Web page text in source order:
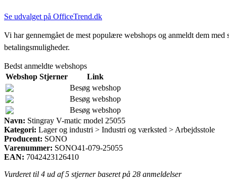
Se udvalget på OfficeTrend.dk
Vi har gennemgået de mest populære webshops og anmeldt dem
betalingsmuligheder.
Bedst anmeldte webshops
Webshop Stjerner
Link
Besøg webshop
Besøg webshop
Besøg webshop
Navn: Stingray V-matic model 25055
Kategori: Lager og industri > Industri og værksted > Arbejdsstole
Producent: SONO
Varenummer: SONO41-079-25055
EAN: 7042423126410
Vurderet til 4 ud af 5 stjerner baseret på 28 anmeldelser